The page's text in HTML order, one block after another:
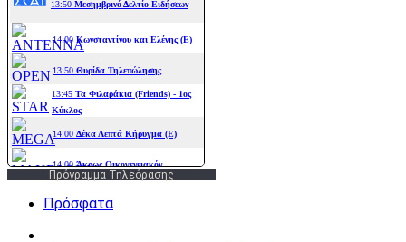
Πρόγραμμα Τηλεόρασης
Πρόσφατα